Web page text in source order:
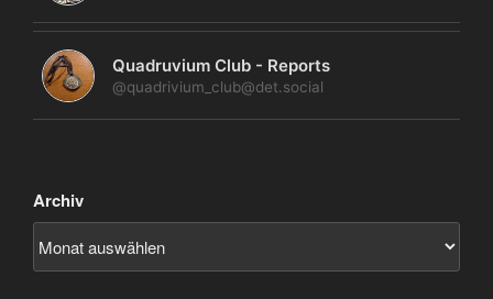
Quadruvium Club - Reports
@quadrivium_club@det.social
Archiv